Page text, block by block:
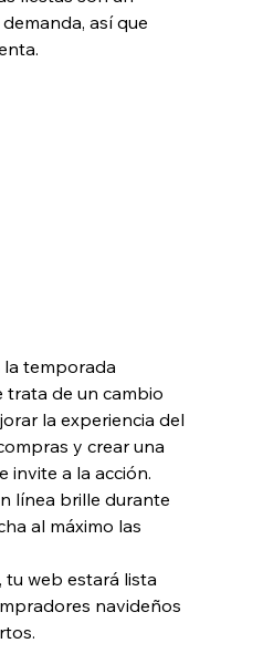
así que
temporada
trata de un cambio
la experiencia del
y crear una
invite a la acción.
línea brille durante
al máximo las
tu web estará lista
navideños